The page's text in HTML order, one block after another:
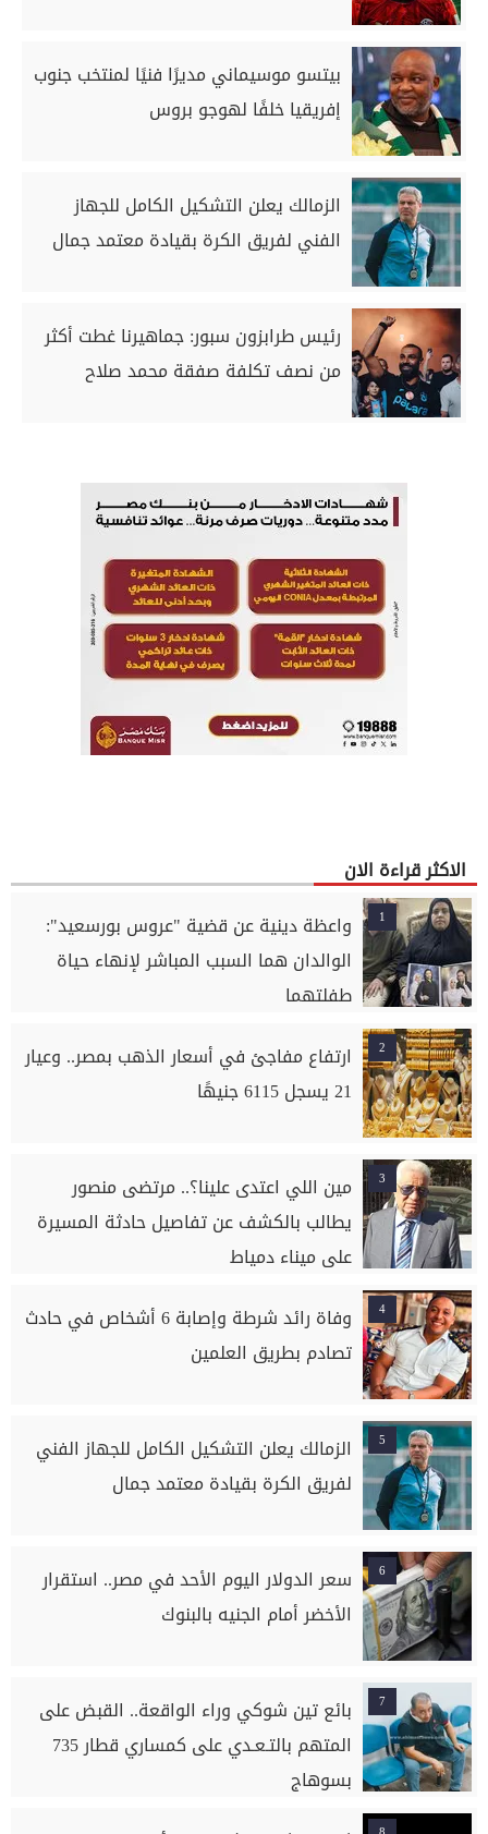
بيتسو موسيماني مديرًا فنيًا لمنتخب جنوب
إفريقيا خلفًا لهوجو بروس
الزمالك يعلن التشكيل الكامل للجهاز
الفني لفريق الكرة بقيادة معتمد جمال
رئيس طرابزون سبور: جماهيرنا غطت أكثر
من نصف تكلفة صفقة محمد صلاح
الاكثر قراءة الان
1
واعظة دينية عن قضية "عروس بورسعيد":
الوالدان هما السبب المباشر لإنهاء حياة
طفلتهما
2
ارتفاع مفاجئ في أسعار الذهب بمصر.. وعيار
21 يسجل 6115 جنيهًا
3
مين اللي اعتدى علينا؟.. مرتضى منصور
يطالب بالكشف عن تفاصيل حادثة المسيرة
على ميناء دمياط
4
وفاة رائد شرطة وإصابة 6 أشخاص في حادث
تصادم بطريق العلمين
5
الزمالك يعلن التشكيل الكامل للجهاز الفني
لفريق الكرة بقيادة معتمد جمال
6
سعر الدولار اليوم الأحد في مصر.. استقرار
الأخضر أمام الجنيه بالبنوك
7
بائع تين شوكي وراء الواقعة.. القبض على
المتهم بالتـعـدي على كمساري قطار 735
بسوهاج